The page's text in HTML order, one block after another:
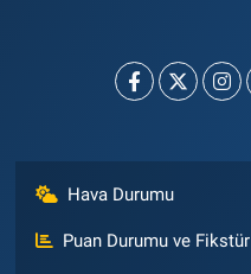
Hava Durumu
Puan Durumu ve Fikstür